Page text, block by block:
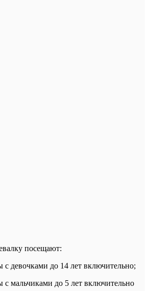
посещают:
с девочками до 14 лет включительно;
с мальчиками до 5 лет включительно